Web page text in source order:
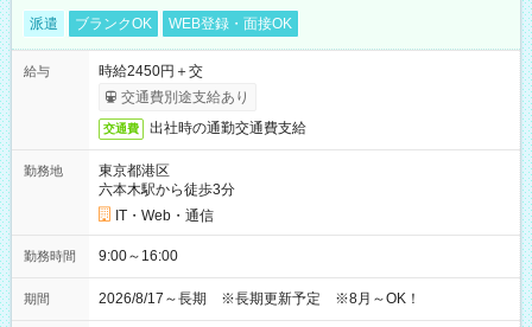
派遣 ブランクOK WEB登録・面接OK
給与
時給2450円＋交
交通費別途支給あり
交通費 出社時の通勤交通費支給
勤務地
東京都港区
六本木駅から徒歩3分
IT・Web・通信
勤務時間 9:00～16:00
期間 2026/8/17～長期 ※長期更新予定 ※8月～OK！